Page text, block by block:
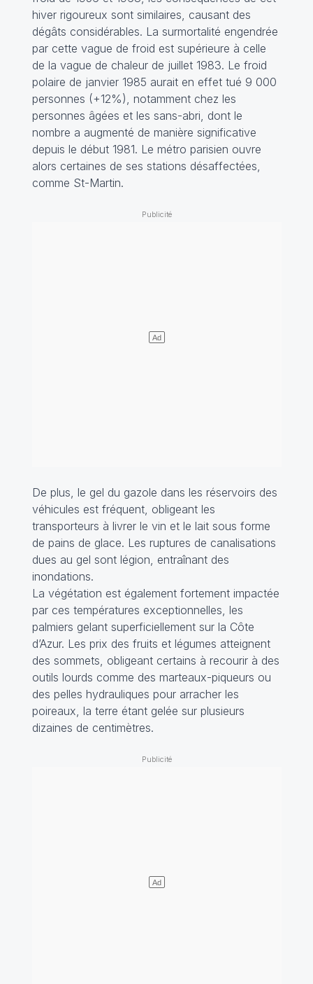
hiver rigoureux sont similaires, causant des
dégâts considérables. La surmortalité engendrée
par cette vague de froid est supérieure à celle
de la vague de chaleur de juillet 1983. Le froid
polaire de janvier 1985 aurait en effet tué 9 000
personnes (+12%), notamment chez les
personnes âgées et les sans-abri, dont le
nombre a augmenté de manière significative
depuis le début 1981. Le métro parisien ouvre
alors certaines de ses stations désaffectées,
comme St-Martin.
De plus, le gel du gazole dans les réservoirs des
véhicules est fréquent, obligeant les
transporteurs à livrer le vin et le lait sous forme
de pains de glace. Les ruptures de canalisations
dues au gel sont légion, entraînant des
inondations.
La végétation est également fortement impactée
par ces températures exceptionnelles, les
palmiers gelant superficiellement sur la Côte
d’Azur. Les prix des fruits et légumes atteignent
des sommets, obligeant certains à recourir à des
outils lourds comme des marteaux-piqueurs ou
des pelles hydrauliques pour arracher les
poireaux, la terre étant gelée sur plusieurs
dizaines de centimètres.